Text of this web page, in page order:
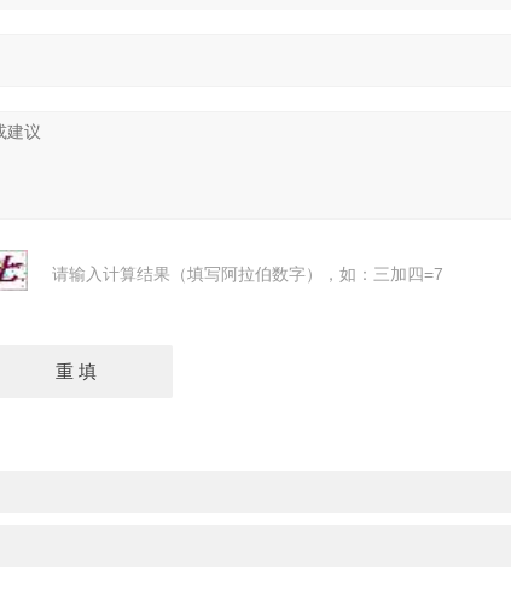
请输入计算结果（填写阿拉伯数字），如：三加四=7